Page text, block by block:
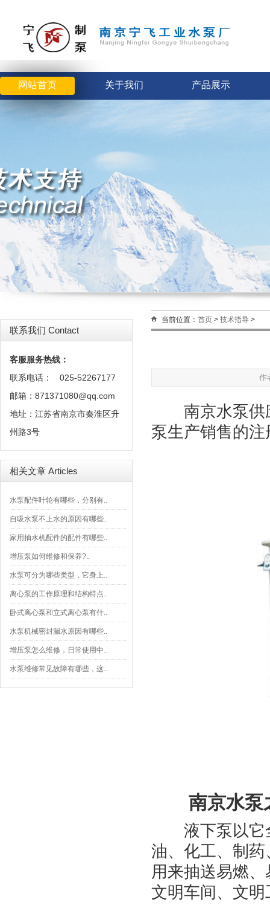
网站首页 关于我们 产品展示
联系我们 Contact
客服服务热线：
联系电话：
025-52267177
邮箱：871371080@qq.com
地址：江苏省南京市秦淮区升
州路3号
相关文章 Articles
水泵配件叶轮有哪些，分别有..
自吸水泵不上水的原因有哪些..
家用抽水机配件的配件有哪些..
增压泵如何维修和保养?..
水泵可分为哪些类型，它身上..
离心泵的工作原理和结构特点..
卧式离心泵和立式离心泵有什..
水泵机械密封漏水原因有哪些..
增压泵怎么维修，日常使用中..
水泵维修常见故障有哪些，这..
当前位置： 首页 > 技术指导 >
作
南京水泵供应
泵生产销售的
南京水泵
液下泵以它全
油、化工、制
用来抽送易燃
文明车间、文